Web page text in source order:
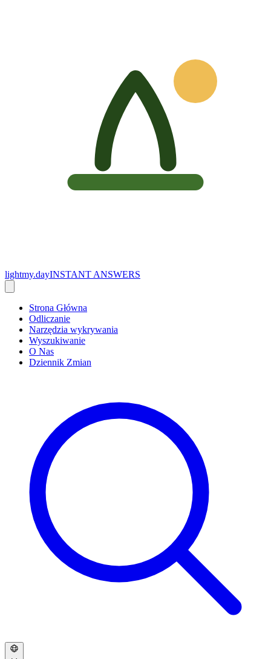
lightmy.dayINSTANT ANSWERS
Strona Główna
Odliczanie
Narzędzia wykrywania
Wyszukiwanie
O Nas
Dziennik Zmian